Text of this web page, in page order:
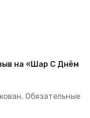
на «Шар С Днём
Обязательные